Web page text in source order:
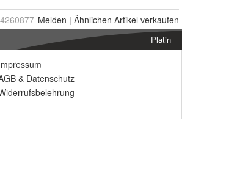
Melden | Ähnlichen Artikel verkaufen
Platin
& Datenschutz